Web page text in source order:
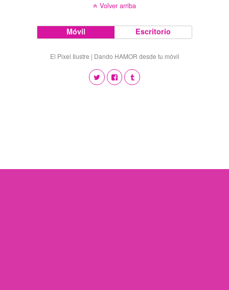
Volver arriba
Móvil Escritorio
El Pixel Ilustre | Dando HAMOR desde tu móvil